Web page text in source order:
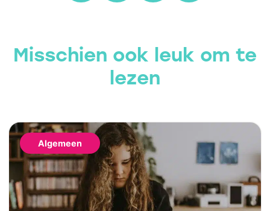
Misschien ook leuk om te
lezen
Algemeen